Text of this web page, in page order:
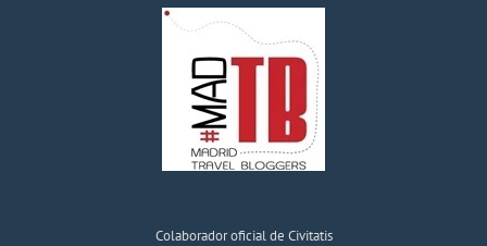
Colaborador oficial de Civitatis